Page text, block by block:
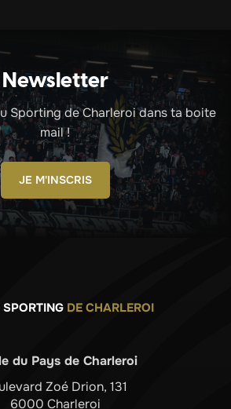
Newsletter
Sporting de Charleroi dans ta boite
mail !
JE M'INSCRIS
SPORTING DE CHARLEROI
du Pays de Charleroi
Zoé Drion, 131
6000 Charleroi